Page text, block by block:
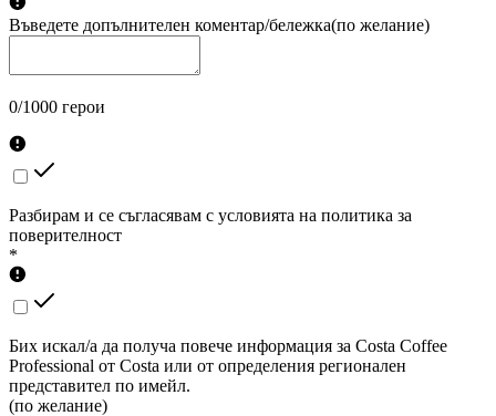
Въведете допълнителен коментар/бележка(по желание)
0/1000 герои
Разбирам и се съгласявам с условията на политика за
поверителност
*
Бих искал/а да получа повече информация за Costa Coffee
Professional от Costa или от определения регионален
представител по имейл.
(по желание)